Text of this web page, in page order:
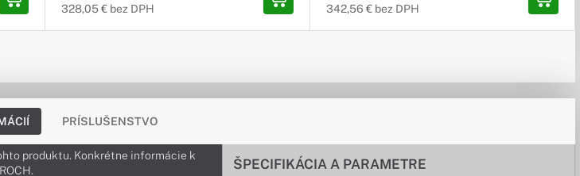
328,05 € bez DPH 342,56 € bez DPH
PRÍSLUŠENSTVO
ŠPECIFIKÁCIA A PARAMETRE
produktu. Konkrétne informácie k